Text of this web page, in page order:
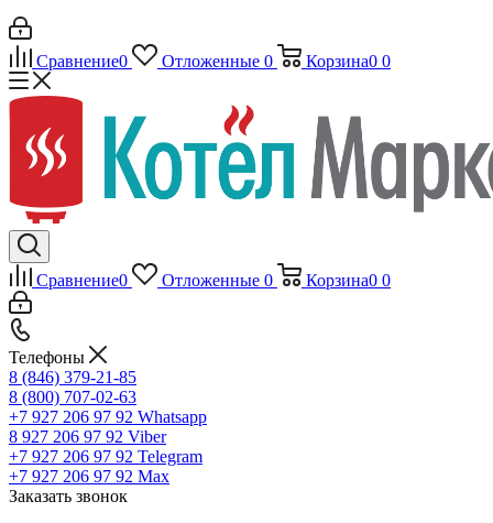
Сравнение0 Отложенные 0 Корзина0 0
Сравнение0 Отложенные 0 Корзина0 0
Телефоны
8 (846) 379-21-85
8 (800) 707-02-63
+7 927 206 97 92 Whatsapp
8 927 206 97 92 Viber
+7 927 206 97 92 Telegram
+7 927 206 97 92 Max
Заказать звонок